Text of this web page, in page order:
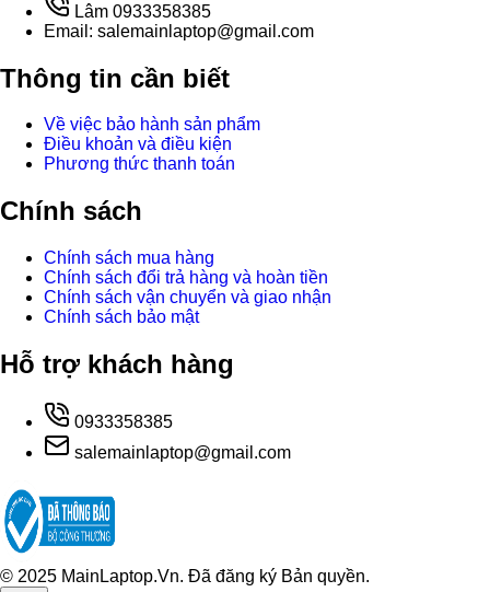
Lâm 0933358385
Email: salemainlaptop@gmail.com
Thông tin cần biết
Về việc bảo hành sản phẩm
Điều khoản và điều kiện
Phương thức thanh toán
Chính sách
Chính sách mua hàng
Chính sách đổi trả hàng và hoàn tiền
Chính sách vận chuyển và giao nhận
Chính sách bảo mật
Hỗ trợ khách hàng
0933358385
salemainlaptop@gmail.com
© 2025 MainLaptop.Vn. Đã đăng ký Bản quyền.